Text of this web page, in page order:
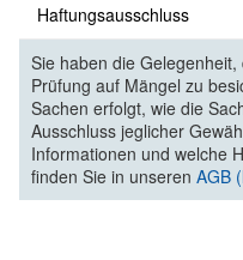
Haftungsausschluss
Sie haben die
Prüfung auf Mängel zu
Sachen erfolgt, wie die
Ausschluss jeglicher
Informationen und welche
finden Sie in unseren AGB